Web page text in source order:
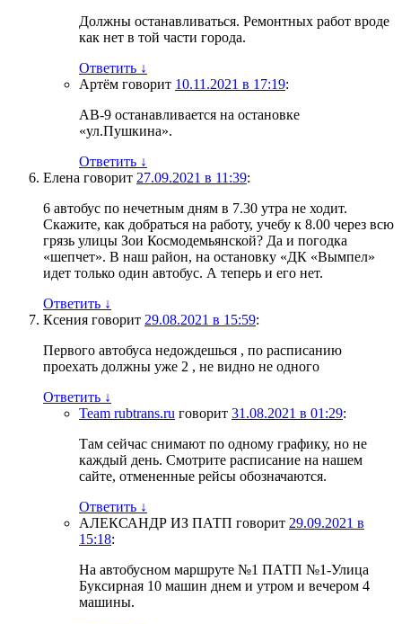
Должны останавливаться. Ремонтных работ вроде
как нет в той части города.
Ответить ↓
Артём говорит 10.11.2021 в 17:19:
АВ-9 останавливается на остановке
«ул.Пушкина».
Ответить ↓
Елена говорит 27.09.2021 в 11:39:
6 автобус по нечетным дням в 7.30 утра не ходит.
Скажите, как добраться на работу, учебу к 8.00 через всю
грязь улицы Зои Космодемьянской? Да и погодка
«шепчет». В наш район, на остановку «ДК «Вымпел»
идет только один автобус. А теперь и его нет.
Ответить ↓
Ксения говорит 29.08.2021 в 15:59:
Первого автобуса недождешься , по расписанию
проехать должны уже 2 , не видно не одного
Ответить ↓
Team rubtrans.ru говорит 31.08.2021 в 01:29:
Там сейчас снимают по одному графику, но не
каждый день. Смотрите расписание на нашем
сайте, отмененные рейсы обозначаются.
Ответить ↓
АЛЕКСАНДР ИЗ ПАТП говорит 29.09.2021 в
15:18:
На автобусном маршруте №1 ПАТП №1-Улица
Буксирная 10 машин днем и утром и вечером 4
машины.